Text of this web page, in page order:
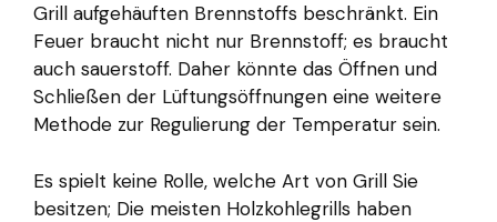
Grill aufgehäuften Brennstoffs beschränkt. Ein
Feuer braucht nicht nur Brennstoff; es braucht
auch sauerstoff. Daher könnte das Öffnen und
Schließen der Lüftungsöffnungen eine weitere
Methode zur Regulierung der Temperatur sein.
Es spielt keine Rolle, welche Art von Grill Sie
besitzen; Die meisten Holzkohlegrills haben